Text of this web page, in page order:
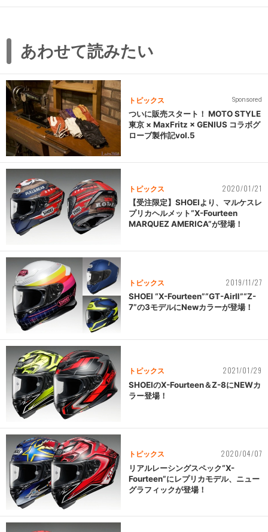
あわせて読みたい
トピックス Sponsored
ついに販売スタート！ MOTO STYLE
東京 × MaxFritz × GENIUS コラボグ
ローブ製作記vol.5
トピックス 2020/01/21
【受注限定】SHOEIより、マルケスレ
プリカヘルメット“X-Fourteen
MARQUEZ AMERICA”が登場！
トピックス 2019/11/27
SHOEI “X-Fourteen”“GT-AirⅡ”“Z-
7”の3モデルにNewカラーが登場！
トピックス 2021/01/29
SHOEIのX-Fourteen＆Z-8にNEWカ
ラー登場！
トピックス 2020/04/07
リアルレーシングスペック“X-
Fourteen”にレプリカモデル、ニュー
グラフィックが登場！